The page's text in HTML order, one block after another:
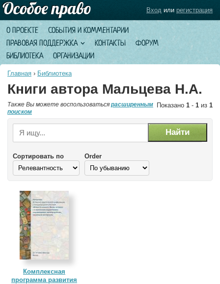
О ПРОЕКТЕ
СОБЫТИЯ И КОММЕНТАРИИ
ПРАВОВАЯ ПОДДЕРЖКА
КОНТАКТЫ
ФОРУМ
БИБЛИОТЕКА
ОРГАНИЗАЦИИ
Вход или регистрация
Главная › Библиотека
Книги автора Мальцева Н.А.
Показано 1 - 1 из 1
Также Вы можете воспользоваться расширенным
поиском
Сортировать по Order
Комплексная
программа развития